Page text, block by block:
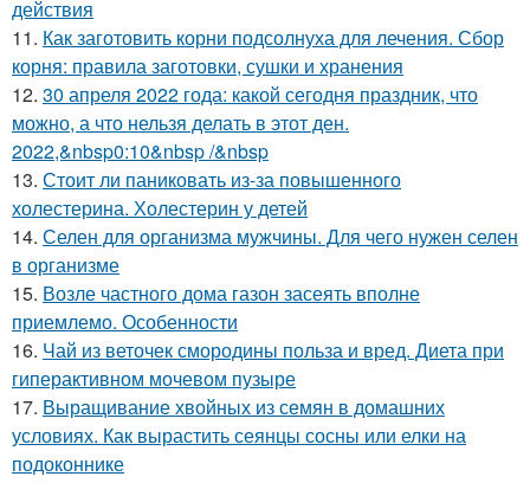
действия
11. Как заготовить корни подсолнуха для лечения. Сбор
корня: правила заготовки, сушки и хранения
12. 30 апреля 2022 года: какой сегодня праздник, что
можно, а что нельзя делать в этот ден.
2022,&nbsp0:10&nbsp /&nbsp
13. Стоит ли паниковать из-за повышенного
холестерина. Холестерин у детей
14. Селен для организма мужчины. Для чего нужен селен
в организме
15. Возле частного дома газон засеять вполне
приемлемо. Особенности
16. Чай из веточек смородины польза и вред. Диета при
гиперактивном мочевом пузыре
17. Выращивание хвойных из семян в домашних
условиях. Как вырастить сеянцы сосны или елки на
подоконнике